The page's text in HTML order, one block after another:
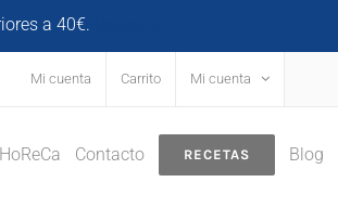
a 40€.
Mi cuenta Carrito Mi cuenta
HoReCa Contacto RECETAS Blog